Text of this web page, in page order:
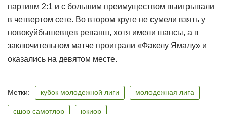
партиям 2:1 и с большим преимуществом выигрывали
в четвертом сете. Во втором круге не сумели взять у
новокуйбышевцев реванш, хотя имели шансы, а в
заключительном матче проиграли «Факелу Ямалу» и
оказались на девятом месте.
Метки: кубок молодежной лиги молодежная лига
сшор самотлор юкиор